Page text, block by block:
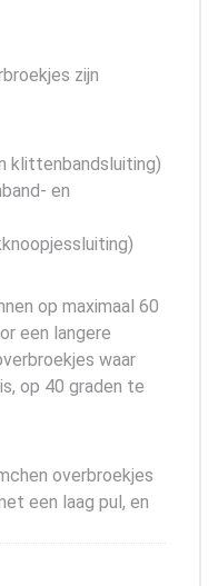
zijn
klittenbandsluiting)
en
op maximaal 60
een langere
waar
op 40 graden te
overbroekjes
een laag pul, en